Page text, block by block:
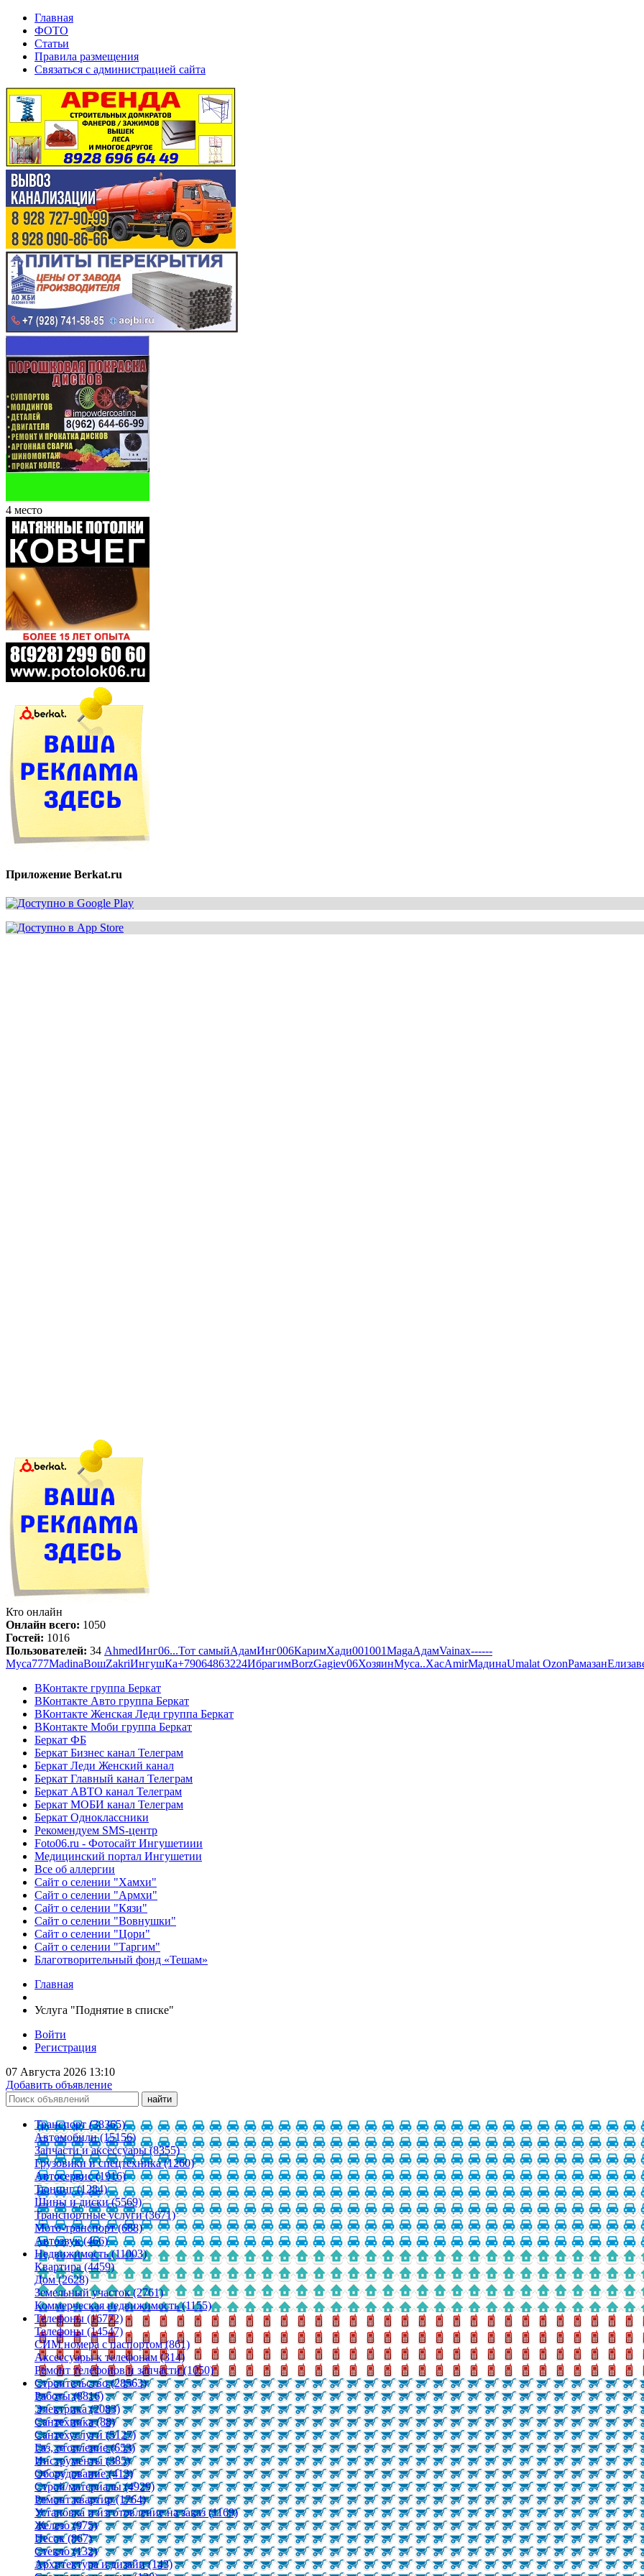
Главная
ФОТО
Статьи
Правила размещения
Связаться с администрацией сайта
4 место
Приложение Berkat.ru
Кто онлайн
Онлайн всего: 1050
Гостей: 1016
Пользователей: 34 AhmedИнг06...Тот самыйАдамИнг006КаримХади001001MagaАдамVainax------
Муса777MadinaВошZakriИнгушКa+79064863224ИбрагимBorzGagiev06ХозяинМуса..ХасAmirМадинаUmalat OzonРамазан
ВКонтакте группа Беркат
ВКонтакте Авто группа Беркат
ВКонтакте Женская Леди группа Беркат
ВКонтакте Моби группа Беркат
Беркат ФБ
Беркат Бизнес канал Телеграм
Беркат Леди Женский канал
Беркат Главный канал Телеграм
Беркат АВТО канал Телеграм
Беркат МОБИ канал Телеграм
Беркат Одноклассники
Рекомендуем SMS-центр
Foto06.ru - Фотосайт Ингушетиии
Медицинский портал Ингушетии
Все об аллергии
Сайт о селении "Хамхи"
Сайт о селении "Армхи"
Сайт о селении "Кязи"
Сайт о селении "Вовнушки"
Сайт о селении "Цори"
Сайт о селении "Таргим"
Благотворительный фонд «Тешам»
Главная
Услуга "Поднятие в списке"
Войти
Регистрация
07 Августа 2026 13:10
Добавить объявление
Транспорт (38365)
Автомобили (15156)
Запчасти и аксессуары (8355)
Грузовики и спецтехника (1260)
Автосервис (1916)
Тюнинг (1284)
Шины и диски (5569)
Транспортные услуги (3671)
Мото-транспорт (688)
Автозвук (466)
Недвижимость (11003)
Квартира (4459)
Дом (2628)
Земельный участок (2761)
Коммерческая недвижимость (1155)
Телефоны (16772)
Телефоны (14547)
СИМ номера с паспортом (861)
Аксессуары к телефонам (314)
Ремонт телефонов и запчасти (1050)
Строительство (28563)
Работы (8816)
Электрика (2083)
Сантехника (88)
Сантехуслуги (5127)
Газ, отопление (653)
Инструменты (385)
Оборудование (413)
Строй/материалы (4929)
Ремонт квартир (1764)
Установка и изготовление на заказ (1169)
Железо (975)
Песок (867)
Стекло (132)
Архитектура и дизайн (143)